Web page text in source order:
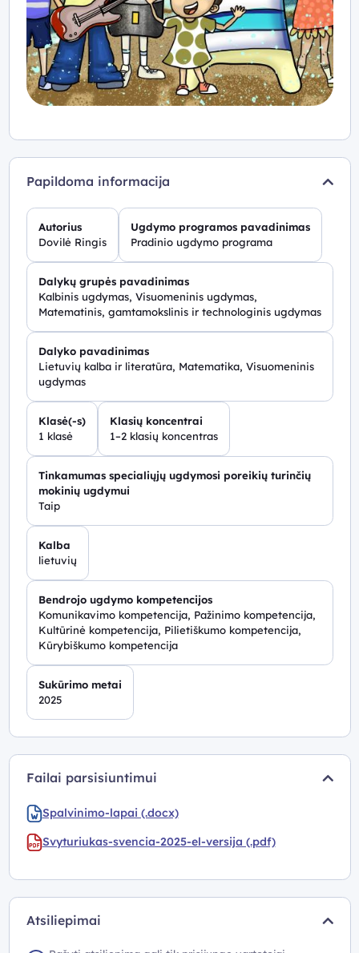
Papildoma informacija
Autorius
Dovilė Ringis
Ugdymo programos pavadinimas
Pradinio ugdymo programa
Dalykų grupės pavadinimas
Kalbinis ugdymas, Visuomeninis ugdymas,
Matematinis, gamtamokslinis ir technologinis ugdymas
Dalyko pavadinimas
Lietuvių kalba ir literatūra, Matematika, Visuomeninis
ugdymas
Klasė(-s)
1 klasė
Klasių koncentrai
1–2 klasių koncentras
Tinkamumas specialiųjų ugdymosi poreikių turinčių
mokinių ugdymui
Taip
Kalba
lietuvių
Bendrojo ugdymo kompetencijos
Komunikavimo kompetencija, Pažinimo kompetencija,
Kultūrinė kompetencija, Pilietiškumo kompetencija,
Kūrybiškumo kompetencija
Sukūrimo metai
2025
Failai parsisiuntimui
Spalvinimo-lapai (.docx)
Svyturiukas-svencia-2025-el-versija (.pdf)
Atsiliepimai